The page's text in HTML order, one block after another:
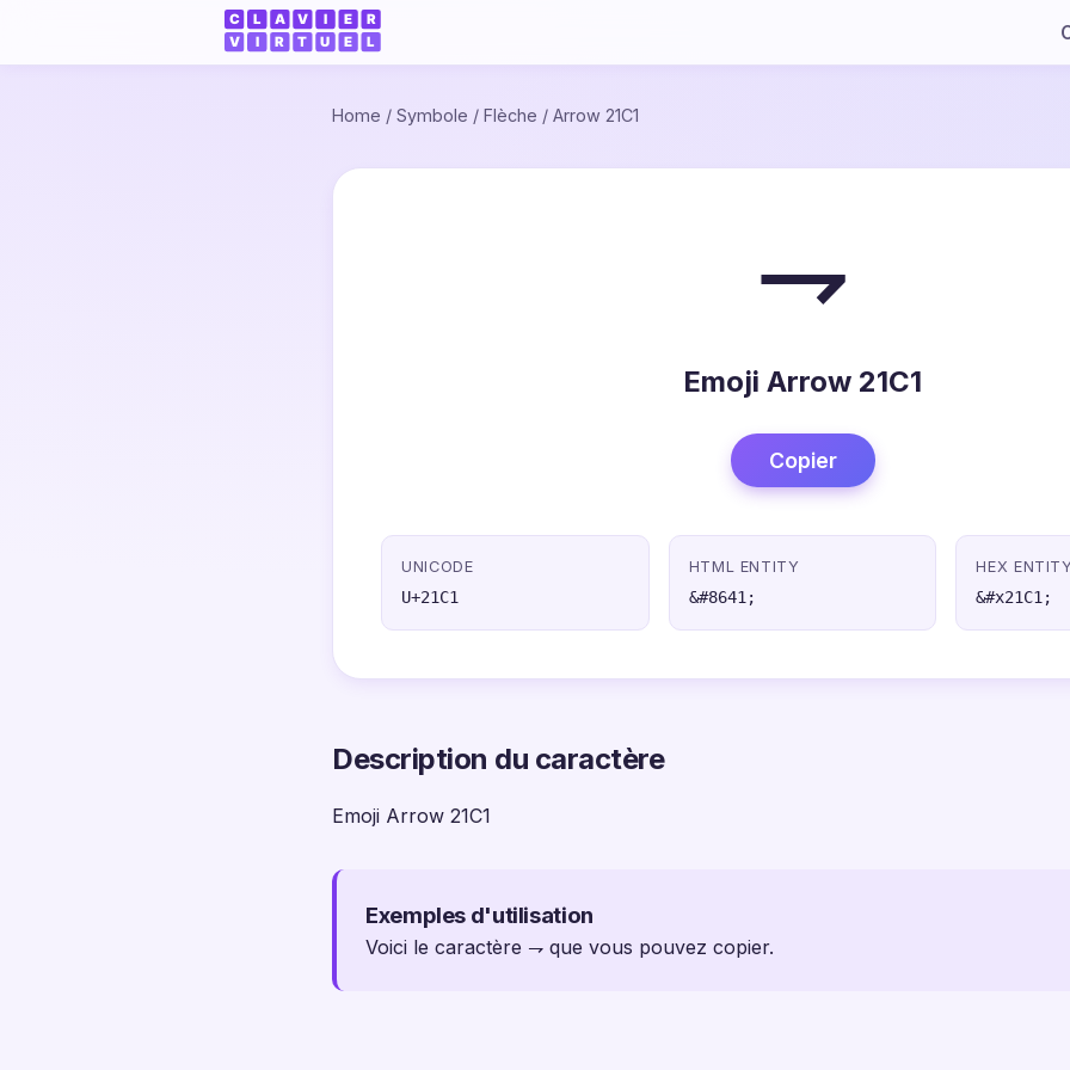
Home / Symbole / Flèche / Arrow 21C1
⇁
Emoji Arrow 21C1
Copier
UNICODE
U+21C1
HTML ENTITY
&#8641;
HEX
&#x21C1;
Description du caractère
Emoji Arrow 21C1
Exemples d'utilisation
Voici le caractère ⇁ que vous pouvez copier.